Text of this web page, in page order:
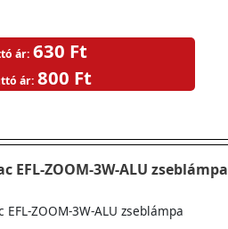
ár: 630 Ft
ár: 800 Ft
EFL-ZOOM-3W-ALU zseblámpa
EFL-ZOOM-3W-ALU zseblámpa